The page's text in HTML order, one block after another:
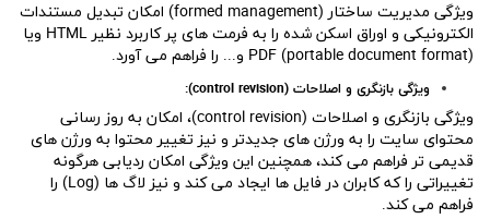
ویژگی مدیریت ساختار (formed management) امکان تبدیل مستندات
الکترونیکی و اوراق اسکن شده را به فرمت های پر کاربرد نظیر HTML ویا
PDF (portable document format) و... را فراهم می آورد.
ویژگی بازنگری و اصلاحات (control revision
):
ویژگی بازنگری و اصلاحات (control revision)، امکان به روز رسانی
محتوای سایت را به ورژن های جدیدتر و نیز تغییر محتوا به ورژن های
قدیمی تر فراهم می کند، همچنین این ویژگی امکان ردیابی هرگونه
تغییراتی را که کابران در فایل ها ایجاد می کند و نیز لاگ ها (Log) را
فراهم می کند.